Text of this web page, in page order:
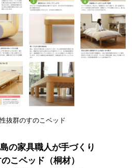
抜群のすのこベッド
島の家具職人が手づくり
こベッド（桐材）